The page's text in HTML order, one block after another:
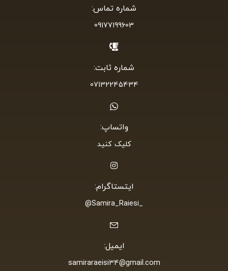
شماره تماس:
09177199603
شماره ثابت:
07132245434
واتساپ:
کلیک کنید
ایتستاگرام:
_Samira_Raiesi@
ایمیل:
samiraraeisi34@gmail.com